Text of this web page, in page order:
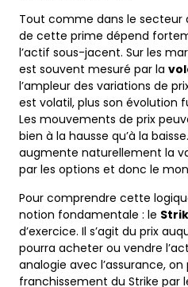
Tout comme dans le secteur
de cette prime dépend
l’actif sous-jacent. Sur les
est souvent mesuré par la
l’ampleur des variations de
est volatil, plus son évolution
Les mouvements de prix
bien à la hausse qu’à la
augmente naturellement la
par les options et donc le
Pour comprendre cette
notion fondamentale : le
d’exercice. Il s’agit du prix
pourra acheter ou vendre
analogie avec l’assurance,
franchissement du Strike par